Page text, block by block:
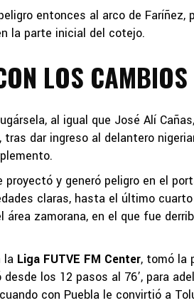
entonces al arco de Faríñez,
la parte inicial del cotejo.
LOS CAMBIOS
al igual que José Alí
dar ingreso al delantero
y generó peligro en el
claras, hasta el último
zamorana, en el que fue
la Liga FUTVE FM Center, tomó la
los 12 pasos al 76’, para
con Puebla le convirtió a